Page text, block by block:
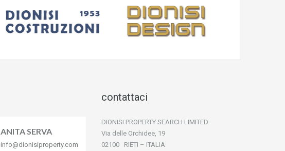
ANITA SERVA
info@dionisiproperty.com
contattaci
DIONISI PROPERTY SEARCH LIMITED
Via delle Orchidee, 19
02100 RIETI – ITALIA